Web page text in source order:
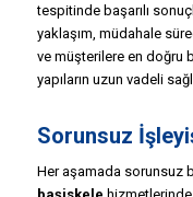
tespitinde başarılı
yaklaşım, müdahale
ve müşterilere en doğru
yapıların uzun vadeli
Sorunsuz
Her aşamada sorunsuz